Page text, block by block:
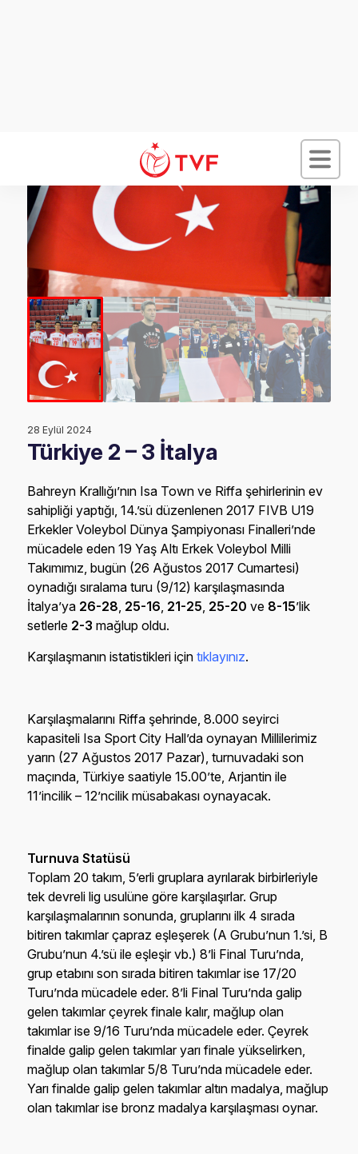
28 Eylül 2024
Türkiye 2 – 3 İtalya
Bahreyn Krallığı’nın Isa Town ve Riffa şehirlerinin ev
mücadele eden 19 Yaş Altı Erkek Voleybol Milli
Takımımız, bugün (26 Ağustos 2017 Cumartesi)
oynadığı sıralama turu (9/12) karşılaşmasında
İtalya’ya 26-28, 25-16,21-25,25-20ve8-15
setlerle2-3mağlup oldu.
Karşılaşmalarını Riffa şehrinde, 8.000 seyirci
kapasiteli Isa Sport City Hall’da oynayan Millilerimiz
yarın (27 Ağustos 2017 Pazar), turnuvadaki son
maçında, Türkiye saatiyle 15.00’te, Arjantin ile
11’incilik – 12’ncilik müsabakası oynayacak.
Turnuva Statüsü
Toplam 20 takım, 5’erli gruplara ayrılarak birbirleriyle
tek devreli lig usulüne göre karşılaşırlar. Grup
karşılaşmalarının sonunda, gruplarını ilk 4 sırada
bitiren takımlar çapraz eşleşerek (A Grubu’nun 1.’si, B